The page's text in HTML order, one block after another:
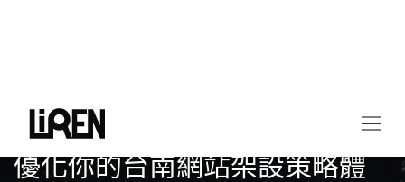
最新情報
優化你的台南網站架設策略體